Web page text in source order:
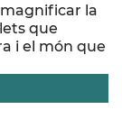
la
que
i el món que